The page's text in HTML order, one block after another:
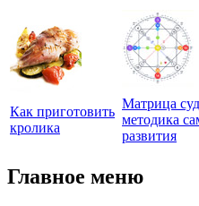
Как приготовить
кролика
Матрица
методика
развития
Главное меню